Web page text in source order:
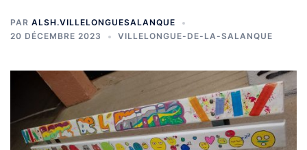
PAR ALSH.VILLELONGUESALANQUE
20 DÉCEMBRE 2023
VILLELONGUE-DE-LA-SALANQUE